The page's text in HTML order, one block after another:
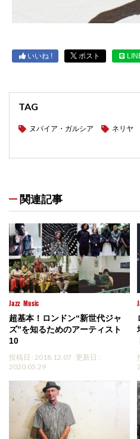
いいね ! ポスト
TAG
ヌバイア・ガルシア ネリヤ
関連記事
Jazz Music
超基本！ロンドン“新世代ジャ
ズ”を知るためのアーティスト
10
投稿日 : 2018.12.07 更新日 :
2020.05.29